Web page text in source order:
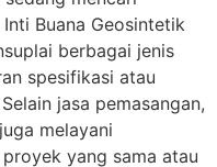
Buana Geosintetik
berbagai jenis
spesifikasi atau
jasa pemasangan,
melayani
yang sama atau